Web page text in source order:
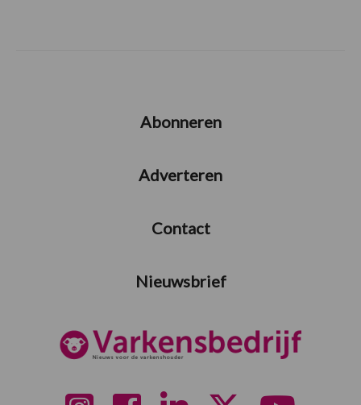
Abonneren
Adverteren
Contact
Nieuwsbrief